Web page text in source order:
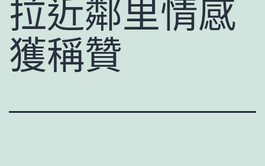
拉近鄰里情感
獲稱贊